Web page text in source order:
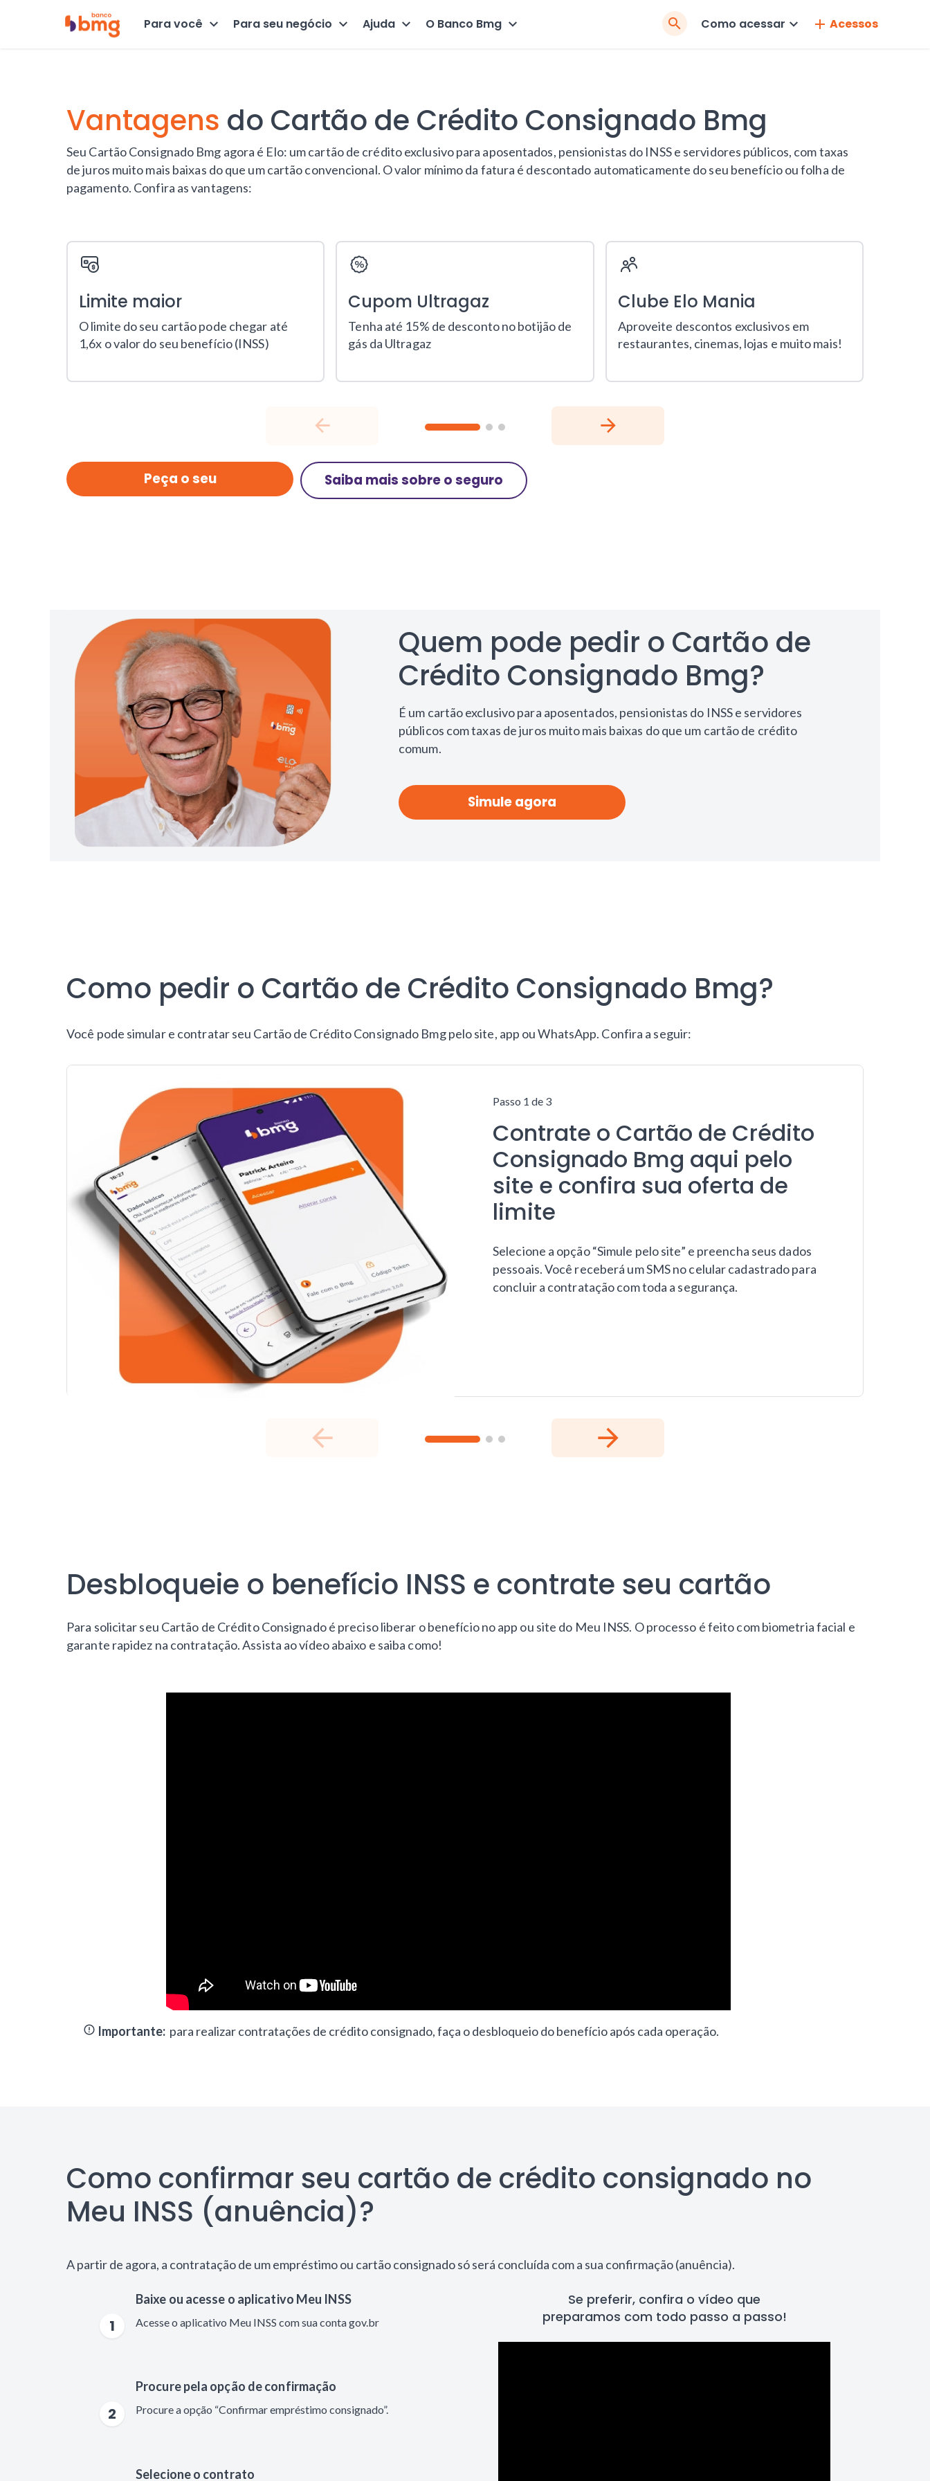
Para você Para seu negócio Ajuda O Banco Bmg
Pesquisar
Como acessar Acessos
Vantagens do Cartão de Crédito Consignado Bmg
Seu Cartão Consignado Bmg agora é Elo: um cartão de crédito exclusivo para aposentados, pensionistas do INSS e servidores públicos, com taxas
de juros muito mais baixas do que um cartão convencional. O valor mínimo da fatura é descontado automaticamente do seu benefício ou folha de
pagamento. Confira as vantagens:
Limite maior
O limite do seu cartão pode chegar até
1,6x o valor do seu benefício (INSS)
Cupom Ultragaz
Tenha até 15% de desconto no botijão de
gás da Ultragaz
Clube Elo Mania
Aproveite descontos exclusivos em
restaurantes, cinemas, lojas e muito mais!
Peça o seu Saiba mais sobre o seguro
Quem pode pedir o Cartão de
Crédito Consignado Bmg?
É um cartão exclusivo para aposentados, pensionistas do INSS e servidores
públicos com taxas de juros muito mais baixas do que um cartão de crédito
comum.
Simule agora
Como pedir o Cartão de Crédito Consignado Bmg?
Você pode simular e contratar seu Cartão de Crédito Consignado Bmg pelo site, app ou WhatsApp. Confira a seguir:
Passo 1 de 3
Contrate o Cartão de Crédito
Consignado Bmg aqui pelo
site e confira sua oferta de
limite
Selecione a opção “Simule pelo site” e preencha seus dados
pessoais. Você receberá um SMS no celular cadastrado para
concluir a contratação com toda a segurança.
Desbloqueie o benefício INSS e contrate seu cartão
Para solicitar seu Cartão de Crédito Consignado é preciso liberar o benefício no app ou site do Meu INSS. O processo é feito com biometria facial e
garante rapidez na contratação. Assista ao vídeo abaixo e saiba como!
Importante: para realizar contratações de crédito consignado, faça o desbloqueio do benefício após cada operação.
Como confirmar seu cartão de crédito consignado no
Meu INSS (anuência)?
A partir de agora, a contratação de um empréstimo ou cartão consignado só será concluída com a sua confirmação (anuência).
1
Baixe ou acesse o aplicativo Meu INSS
Acesse o aplicativo Meu INSS com sua conta gov.br
2
Procure pela opção de confirmação
Procure a opção “Confirmar empréstimo consignado”.
Selecione o contrato
Se preferir, confira o vídeo que
preparamos com todo passo a passo!